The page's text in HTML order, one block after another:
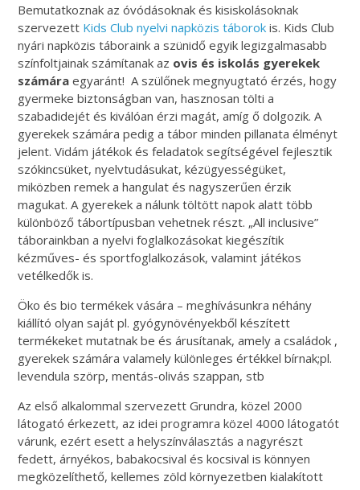
Bemutatkoznak az óvódásoknak és kisiskolásoknak
szervezett Kids Club nyelvi napközis táborokis. Kids Club
nyári napközis táboraink a szünidő egyik legizgalmasabb
színfoltjainak számítanak az ovis és iskolás gyerekek
számára egyaránt! A szülőnek megnyugtató érzés, hogy
gyermeke biztonságban van, hasznosan tölti a
szabadidejét és kiválóan érzi magát, amíg ő dolgozik. A
gyerekek számára pedig a tábor minden pillanata élményt
jelent. Vidám játékok és feladatok segítségével fejlesztik
szókincsüket, nyelvtudásukat, kézügyességüket,
miközben remek a hangulat és nagyszerűen érzik
magukat. A gyerekek a nálunk töltött napok alatt több
különböző tábortípusban vehetnek részt. „All inclusive”
táborainkban a nyelvi foglalkozásokat kiegészítik
kézműves- és sportfoglalkozások, valamint játékos
vetélkedők is.
Öko és bio termékek vására – meghívásunkra néhány
kiállító olyan saját pl. gyógynövényekből készített
termékeket mutatnak be és árusítanak, amely a családok ,
gyerekek számára valamely különleges értékkel bírnak;pl.
levendula szörp, mentás-olivás szappan, stb
Az első alkalommal szervezett Grundra, közel 2000
látogató érkezett, az idei programra közel 4000 látogatót
várunk, ezért esett a helyszínválasztás a nagyrészt
fedett, árnyékos, babakocsival és kocsival is könnyen
megközelíthető, kellemes zöld környezetben kialakított